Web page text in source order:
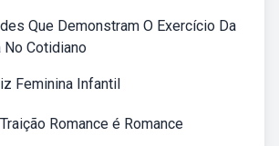
Que Demonstram O Exercício Da
No Cotidiano
Feminina Infantil
Romance é Romance